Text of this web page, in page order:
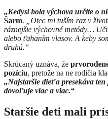
„Kedysi bola výchova určite o
Šarm. „Otec mi tuším raz v
ráznejšie výchovné metódy…
alebo ťahaním vlasov. A keby
druhú.“
Skrúcaný uznáva, že
pozíciu, pretože na ne rodičia
„Najstaršie dieťa presekáva
dovoľuje viac a viac.“
Staršie deti mali